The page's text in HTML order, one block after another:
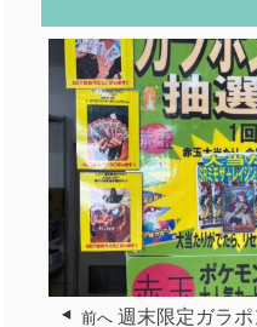
前へ 週末限定ガラ